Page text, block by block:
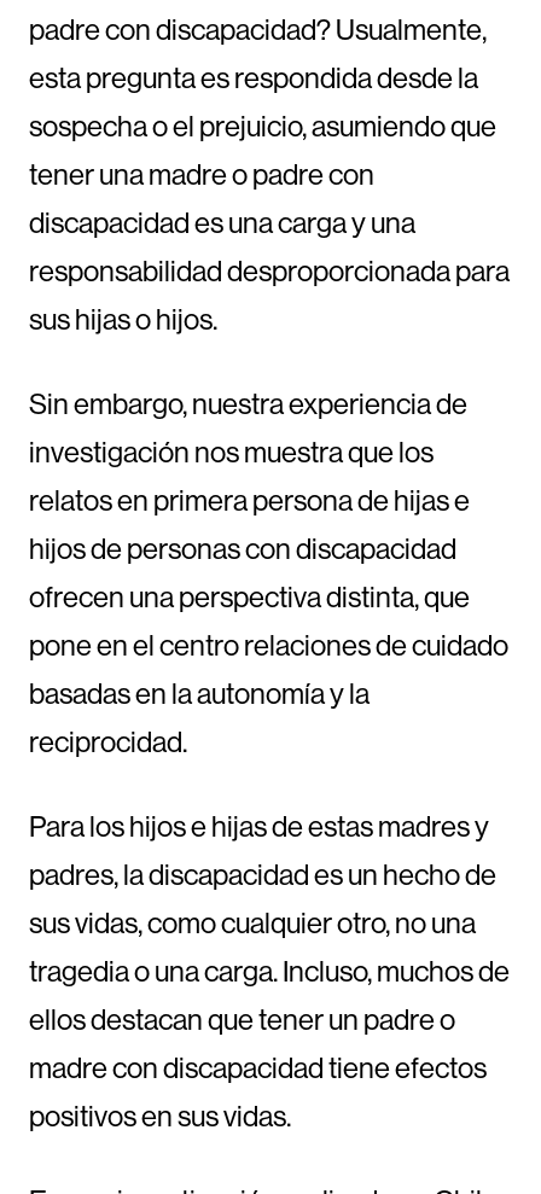
padre con discapacidad? Usualmente,
esta pregunta es respondida desde la
sospecha o el prejuicio, asumiendo que
tener una madre o padre con
discapacidad es una carga y una
responsabilidad desproporcionada para
sus hijas o hijos.
Sin embargo, nuestra experiencia de
investigación nos muestra que los
relatos en primera persona de hijas e
hijos de personas con discapacidad
ofrecen una perspectiva distinta, que
pone en el centro relaciones de cuidado
basadas en la autonomía y la
reciprocidad.
Para los hijos e hijas de estas madres y
padres, la discapacidad es un hecho de
sus vidas, como cualquier otro, no una
tragedia o una carga. Incluso, muchos de
ellos destacan que tener un padre o
madre con discapacidad tiene efectos
positivos en sus vidas.